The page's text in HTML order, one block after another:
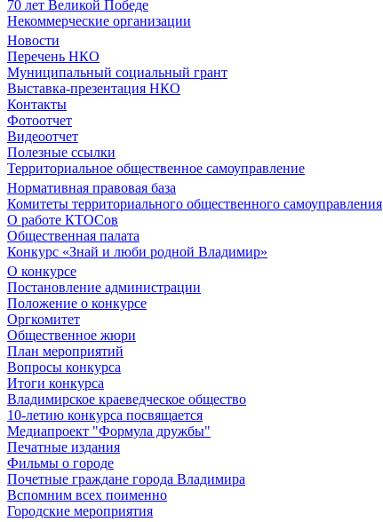
70 лет Великой Победе
Некоммерческие организации
Новости
Перечень НКО
Муниципальный социальный грант
Выставка-презентация НКО
Контакты
Фотоотчет
Видеоотчет
Полезные ссылки
Территориальное общественное самоуправление
Нормативная правовая база
Комитеты территориального общественного самоуправления
О работе КТОСов
Общественная палата
Конкурс «Знай и люби родной Владимир»
О конкурсе
Постановление администрации
Положение о конкурсе
Оргкомитет
Общественное жюри
План мероприятий
Вопросы конкурса
Итоги конкурса
Владимирское краеведческое общество
10-летию конкурса посвящается
Медиапроект "Формула дружбы"
Печатные издания
Фильмы о городе
Почетные граждане города Владимира
Вспомним всех поименно
Городские мероприятия